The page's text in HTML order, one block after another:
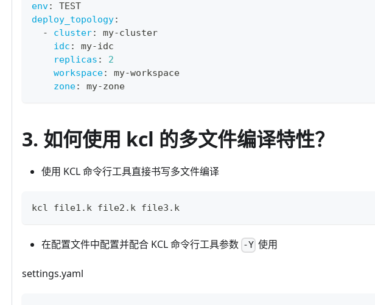
env:
TEST
deploy_topology:
-
cluster: my-cluster
idc : my-idc
replicas :
2
workspace: my-workspace
zone: my-zone
3. 如何使用 kcl 的多文件编译特性？
使用 KCL 命令行工具直接书写多文件编译
kcl file1.k file2.k file3.k
在配置文件中配置并配合 KCL 命令行工具参数 -Y 使用
settings.yaml